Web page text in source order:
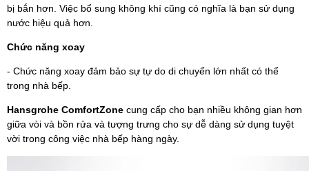
bị bắn hơn. Việc bổ sung không khí cũng có nghĩa là bạn sử dụng
nước hiệu quả hơn.
Chức năng xoay
- Chức năng xoay đảm bảo sự tự do di chuyển lớn nhất có thể
trong nhà bếp.
Hansgrohe ComfortZone cung cấp cho bạn nhiều không gian hơn
giữa vòi và bồn rửa và tượng trưng cho sự dễ dàng sử dụng tuyệt
vời trong công việc nhà bếp hàng ngày.